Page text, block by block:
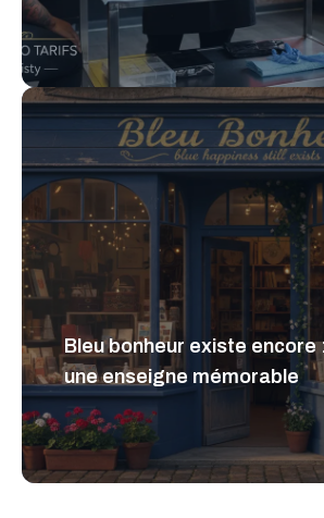
Bleu bonheur existe encore
une enseigne mémorable